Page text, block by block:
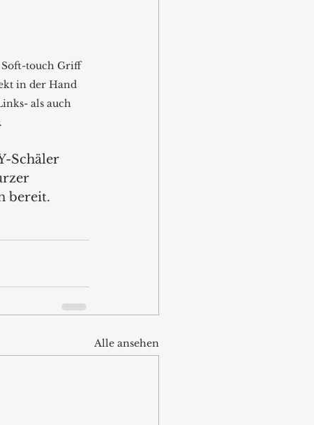
Soft-touch Griff
in der Hand
als auch
Schäler
bereit.
Alle ansehen